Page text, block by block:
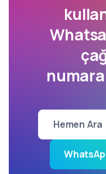
Hemen